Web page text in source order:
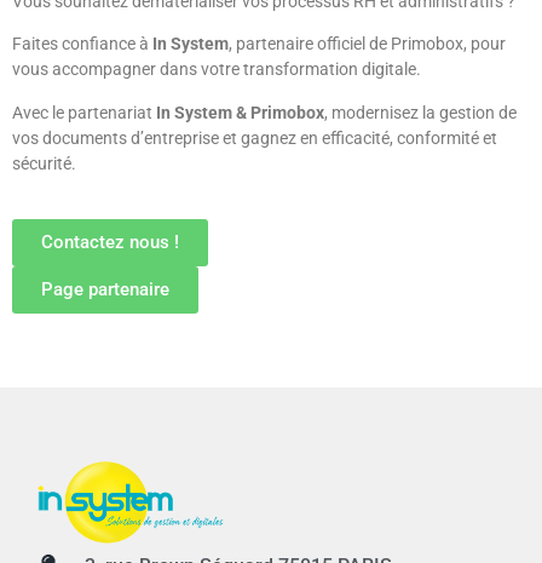
Faites confiance à In System, partenaire officiel de Primobox, pour
vous accompagner dans votre transformation digitale.
Avec le partenariat In System & Primobox, modernisez la gestion de
vos documents d’entreprise et gagnez en efficacité, conformité et
sécurité.
Contactez nous !
Page partenaire